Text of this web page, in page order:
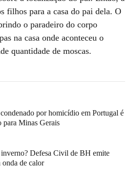
filhos para a casa do pai dela. O
o paradeiro do corpo
na casa onde aconteceu o
quantidade de moscas.
por homicídio em Portugal é
para Minas Gerais
Defesa Civil de BH emite
onda de calor